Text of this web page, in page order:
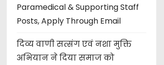
Paramedical & Supporting Staff
Posts, Apply Through Email
दिव्य वाणी सत्संग एवं नशा मुक्ति
अभियान ने दिया समाज को